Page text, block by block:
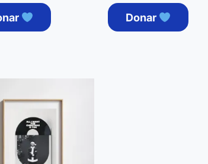
Donar